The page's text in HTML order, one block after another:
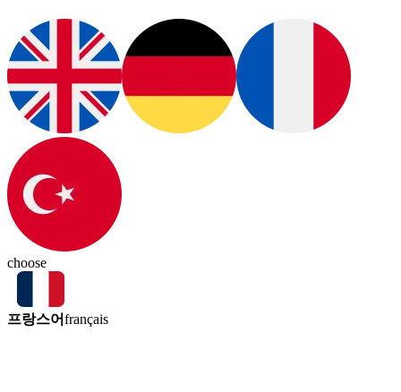
choose
프랑스어français